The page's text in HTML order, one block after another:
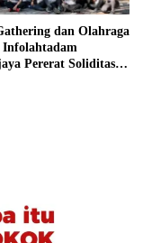
dan Olahraga
Infolahtadam
Pererat Soliditas